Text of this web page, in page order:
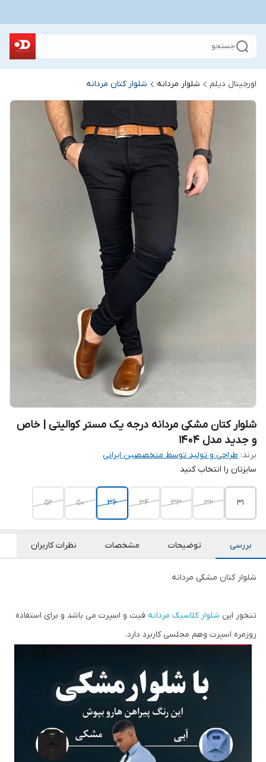
جستجو
اورجینال دیلم شلوار مردانه شلوار کتان مردانه
شلوار کتان مشکی مردانه درجه یک مستر کوالیتی | خاص
و جدید مدل ۱۴۰۴
برند: طراحی و تولید توسط متخصصین ایرانی
سایزتان را انتخاب کنید
31
32
33
34
36 ۵۰ 52
بررسی توضیحات مشخصات نظرات کاربران
شلوار کتان مشکی مردانه
تنخور این شلوار کلاسیک مردانه فیت و اسپرت می باشد و برای استفاده
روزمره اسپرت وهم مجلسی کاربرد دارد.